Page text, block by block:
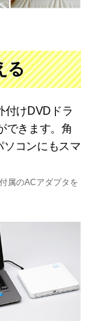
る
付けDVDドラ
できます。角
ソコンにもスマ
属のACアダプタを